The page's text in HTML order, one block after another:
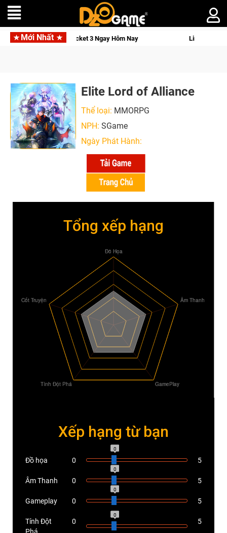
Mới Nhất
3 Ngay Hôm Nay Lineage W – Quyền lực và tài
Elite Lord of Alliance
Thể loại: MMORPG
NPH: SGame
Ngày Phát Hành:
Tổng xếp hạng
Xếp hạng từ bạn
Đồ họa 0
0
5
Âm Thanh 0
0
5
Gameplay 0
0
5
Tính Đột
0
0
5